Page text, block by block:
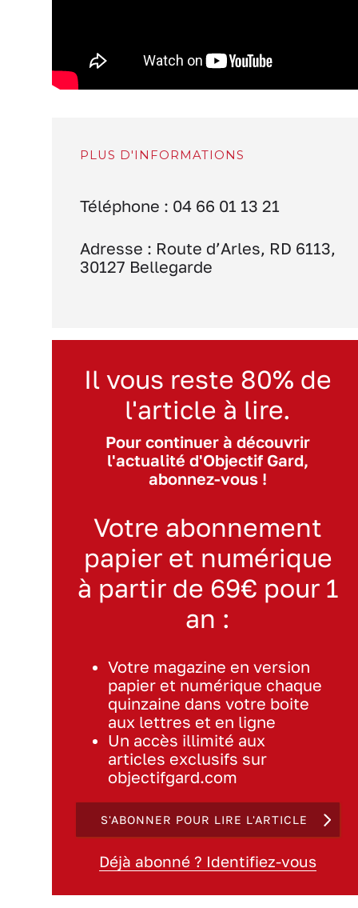
PLUS D'INFORMATIONS
Téléphone : 04 66 01 13 21
Adresse : Route d’Arles, RD 6113,
30127 Bellegarde
Il vous reste 80% de
l'article à lire.
Pour continuer à découvrir
l'actualité d'Objectif Gard,
abonnez-vous !
Votre abonnement
papier et numérique
à partir de 69€ pour 1
an :
Votre magazine en version
papier et numérique chaque
quinzaine dans votre boite
aux lettres et en ligne
Un accès illimité aux
articles exclusifs sur
objectifgard.com
S'ABONNER POUR LIRE L'ARTICLE
Déjà abonné ? Identifiez-vous